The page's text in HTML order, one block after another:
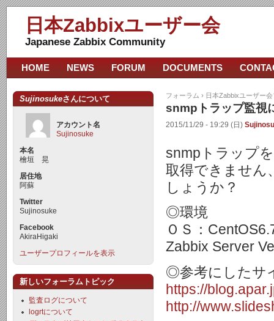
日本Zabbixユーザー会
Japanese Zabbix Community
フォーラム › 日本Zabbixユーザー
snmpトラップ監視
2015/11/29 - 19:29 (日)
snmpトラップ
取得できません
しょうか？
◎環境
ＯＳ：
Zabbix Server
◎参考にしたサ
https://
http://
HOME NEWS FORUM DOCUMENTS
Sujinosukeさんについて
アカウント名
Sujinosuke
本名
檜垣 晃
居住地
阿蘇
Twitter
Sujinosuke
Facebook
AkiraHigaki
ユーザープロフィールを表示
新しいフォーラムトピック
監査ログについて
logrtについて